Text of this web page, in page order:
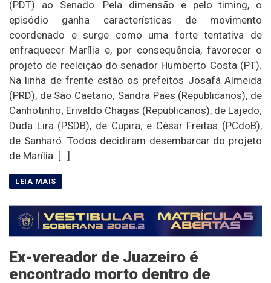
(PDT) ao Senado. Pela dimensão e pelo timing, o
episódio ganha características de movimento
coordenado e surge como uma forte tentativa de
enfraquecer Marília e, por consequência, favorecer o
projeto de reeleição do senador Humberto Costa (PT).
Na linha de frente estão os prefeitos Josafá Almeida
(PRD), de São Caetano; Sandra Paes (Republicanos), de
Canhotinho; Erivaldo Chagas (Republicanos), de Lajedo;
Duda Lira (PSDB), de Cupira; e César Freitas (PCdoB),
de Sanharó. Todos decidiram desembarcar do projeto
de Marília. […]
Ex-vereador de Juazeiro é
encontrado morto dentro de